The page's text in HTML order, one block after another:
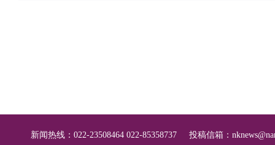
新闻热线：022-23508464 022-85358737 投稿信箱：